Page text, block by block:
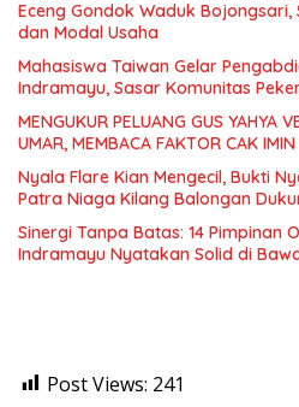
Eceng Gondok Waduk Bojongsari,
dan Modal Usaha
Mahasiswa Taiwan Gelar
Indramayu, Sasar Komunitas
MENGUKUR PELUANG GUS YAHYA
UMAR, MEMBACA FAKTOR CAK IMIN
Nyala Flare Kian Mengecil, Bukti
Patra Niaga Kilang Balongan
Sinergi Tanpa Batas: 14 Pimpinan
Indramayu Nyatakan Solid di
Post Views: 241